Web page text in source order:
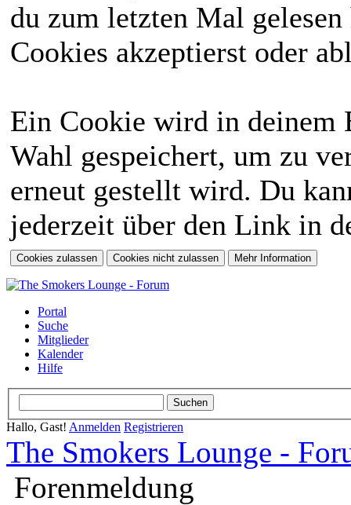
du zum letzten Mal
Cookies akzeptierst oder
Ein Cookie wird in deinem
Wahl gespeichert, um zu
erneut gestellt wird. Du
jederzeit über den Link in
Portal
Suche
Mitglieder
Kalender
Hilfe
Hallo, Gast! Anmelden Registrieren
The Smokers Lounge -
Forenmeldung